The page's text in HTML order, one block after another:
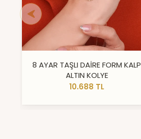
8 AYAR TAŞLI DAİRE FORM KALP
ALTIN KOLYE
10.688 TL